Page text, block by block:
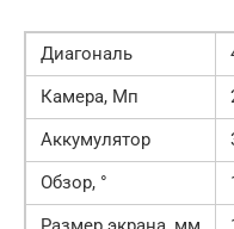
Диагональ
Камера, Мп
Аккумулятор
Обзор, °